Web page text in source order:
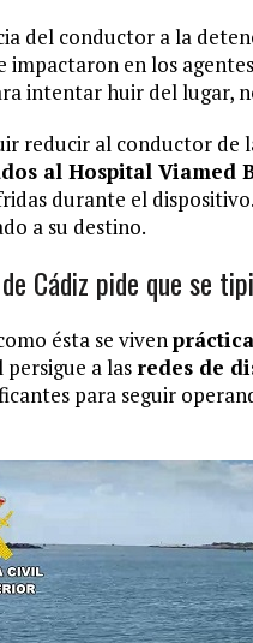
del conductor a la
impactaron en los agentes
intentar huir del lugar,
reducir al conductor de
al Hospital Viamed
durante el
a su destino.
Cádiz pide que se
ésta se viven
persigue a las redes de
para seguir